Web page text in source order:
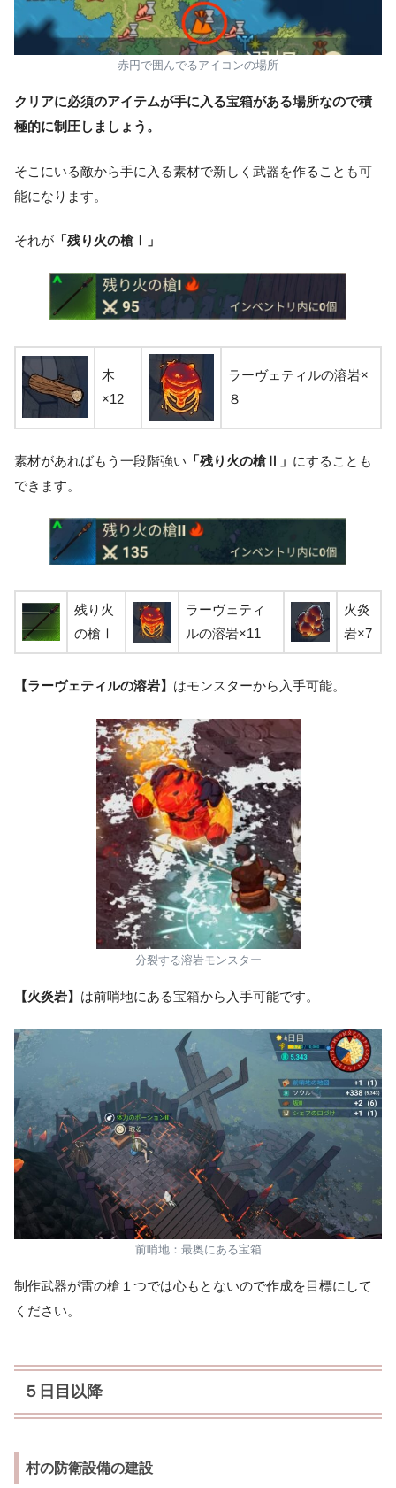
赤円で囲んでるアイコンの場所
クリアに必須のアイテムが手に入る宝箱がある場所なので積
極的に制圧しましょう。
そこにいる敵から手に入る素材で新しく武器を作ることも可
能になります。
それが 「残り火の槍Ⅰ」
木
×12
ラーヴェティルの溶岩×
８
素材があればもう一段階強い 「残り火の槍Ⅱ」 にすることも
できます。
残り火
の槍Ⅰ
ラーヴェティ
ルの溶岩×11
火炎
岩×7
【ラーヴェティルの溶岩】 はモンスターから入手可能。
分裂する溶岩モンスター
【火炎岩】 は前哨地にある宝箱から入手可能です。
前哨地：最奥にある宝箱
制作武器が雷の槍１つでは心もとないので作成を目標にして
ください。
５日目以降
村の防衛設備の建設